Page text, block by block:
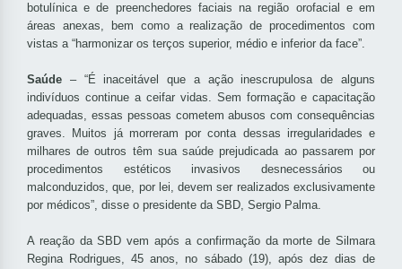
botulínica e de preenchedores faciais na região orofacial e em
áreas anexas, bem como a realização de procedimentos com
vistas a “harmonizar os terços superior, médio e inferior da face”.
Saúde – “É inaceitável que a ação inescrupulosa de alguns
indivíduos continue a ceifar vidas. Sem formação e capacitação
adequadas, essas pessoas cometem abusos com consequências
graves. Muitos já morreram por conta dessas irregularidades e
milhares de outros têm sua saúde prejudicada ao passarem por
procedimentos estéticos invasivos desnecessários ou
malconduzidos, que, por lei, devem ser realizados exclusivamente
por médicos”, disse o presidente da SBD, Sergio Palma.
A reação da SBD vem após a confirmação da morte de Silmara
Regina Rodrigues, 45 anos, no sábado (19), após dez dias de